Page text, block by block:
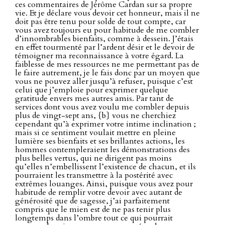
ces commentaires de Jérôme Cardan sur sa propre
vie. Et je déclare vous devoir cet honneur, mais il ne
doit pas être tenu pour solde de tout compte, car
vous avez toujours eu pour habitude de me combler
d’innombrables bienfaits, comme à dessein. J’étais
en effet tourmenté par l’ardent désir et le devoir de
témoigner ma reconnaissance à votre égard. La
faiblesse de mes ressources ne me permettant pas de
le faire autrement, je le fais donc par un moyen que
vous ne pouvez aller jusqu’à refuser, puisque c’est
celui que j’emploie pour exprimer quelque
gratitude envers mes autres amis. Par tant de
services dont vous avez voulu me combler depuis
plus de vingt-sept ans, {b} vous ne cherchiez
cependant qu’à exprimer votre intime inclination ;
mais si ce sentiment voulait mettre en pleine
lumière ses bienfaits et ses brillantes actions, les
hommes contempleraient les démonstrations des
plus belles vertus, qui ne dirigent pas moins
qu’elles n’embellissent l’existence de chacun, et ils
pourraient les transmettre à la postérité avec
extrêmes louanges. Ainsi, puisque vous avez pour
habitude de remplir votre devoir avec autant de
générosité que de sagesse, j’ai parfaitement
compris que le mien est de ne pas tenir plus
longtemps dans l’ombre tout ce qui pourrait